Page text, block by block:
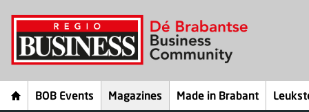
BOB Events Magazines Made in Brabant